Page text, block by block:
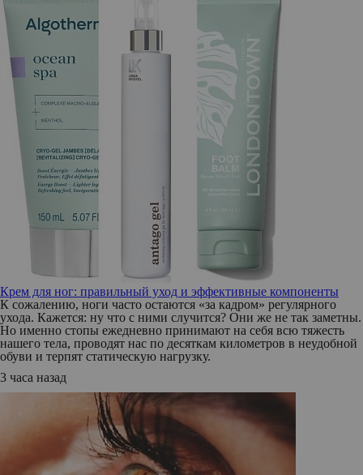
Крем для ног: правильный уход и эффективные компоненты
К сожалению, ноги часто остаются «за кадром» регулярного
ухода. Кажется: ну что с ними случится? Они же не так заметны.
Но именно стопы ежедневно принимают на себя всю тяжесть
нашего тела, проводят нас по десяткам километров в неудобной
обуви и терпят статическую нагрузку.
3 часа назад